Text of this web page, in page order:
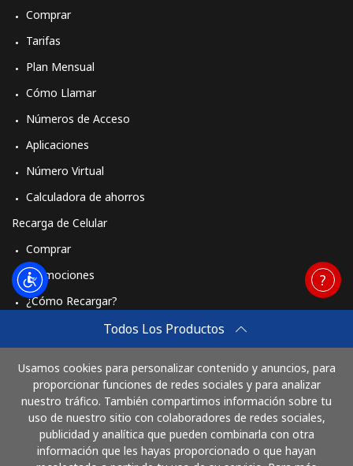
Todos Los Productos
Usamos cookies para personalizar contenido y anuncios, para
proporcionar funciones de redes sociales y para analizar
nuestro tráfico. También compartimos información sobre tu
uso de nuestro sitio con colaboradores de redes sociales,
publicidad y analítica que pueden combinarla con otra
información que les hayas proporcionado o que hayan
Comprar
Tarifas
Plan Mensual
Cómo Llamar
Números de Acceso
Aplicaciones
Número Virtual
Calculadora de ahorros
Recarga de Celular
Comprar
Promociones
¿Cómo Recargar?
Comprar
Cómo funciona
Paga con